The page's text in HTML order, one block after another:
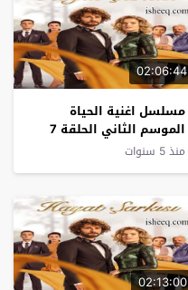
02:06:44
مسلسل اغنية الحياة
الموسم الثاني الحلقة 7
منذ 5 سنوات
02:13:00